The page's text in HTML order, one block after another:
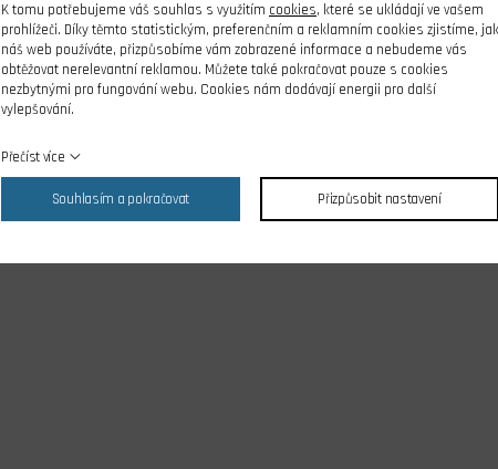
K tomu potřebujeme váš souhlas s využitím cookies, které se ukládají ve vašem
prohlížeči. Díky těmto statistickým, preferenčním a reklamním cookies zjistíme, jak
náš web používáte, přizpůsobíme vám zobrazené informace a nebudeme vás
obtěžovat nerelevantní reklamou. Můžete také pokračovat pouze s cookies
nezbytnými pro fungování webu. Cookies nám dodávají energii pro další
vylepšování.
Přečíst více
Souhlasím a pokračovat Přizpůsobit nastavení